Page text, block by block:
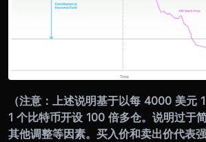
（注意：上述说明基于以每 4000 美元
1 个比特币开设 100 倍多仓。说明过于
其他调整等因素。买入价和卖出价代表